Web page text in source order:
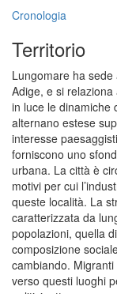
Cronologia
Territorio
Lungomare ha sede
Adige, e si
in luce le dinamiche
alternano estese
interesse
forniscono uno
urbana. La città è
motivi per cui
queste località. La
caratterizzata da
popolazioni, quella
composizione
cambiando.
verso questi luoghi